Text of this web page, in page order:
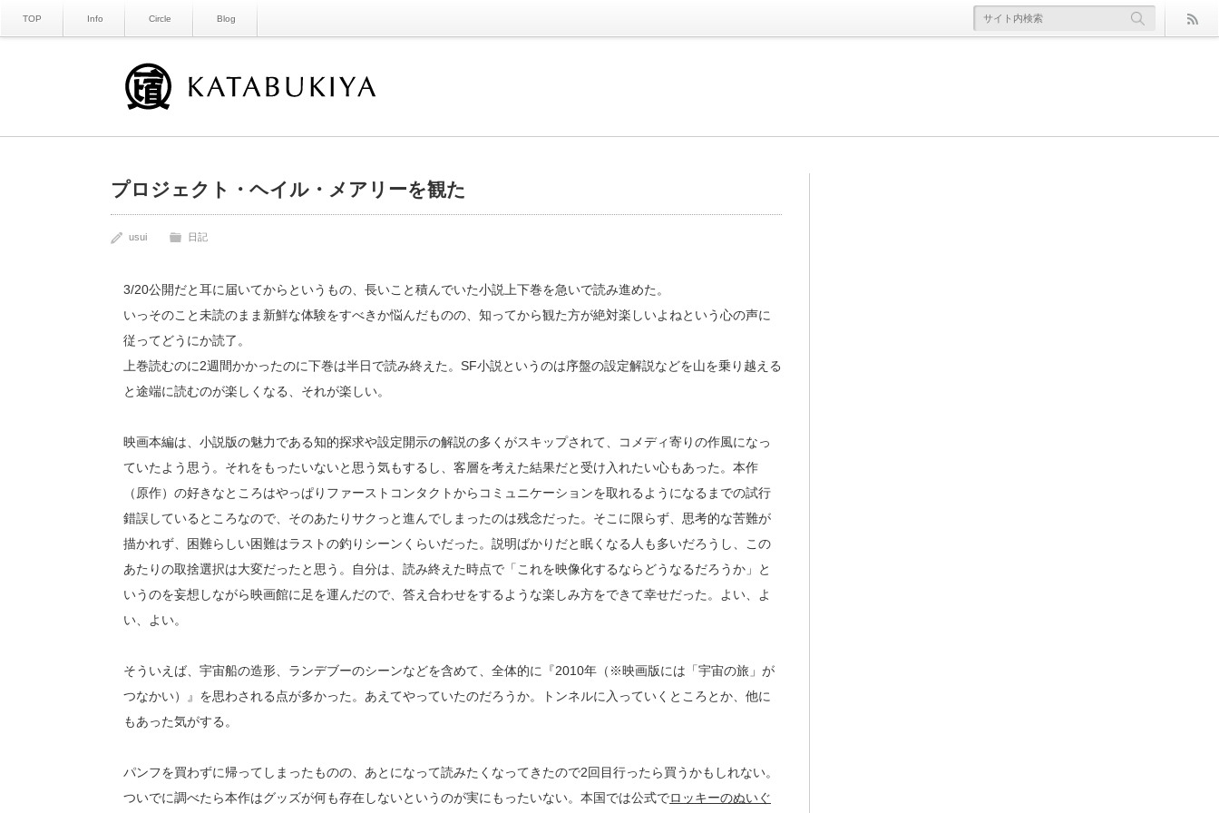
TOP Info Circle Blog
プロジェクト・ヘイル・メアリーを観た
usui 日記
3/20公開だと耳に届いてからというもの、長いこと積んでいた小説上下巻を急いで読み進めた。
いっそのこと未読のまま新鮮な体験をすべきか悩んだものの、知ってから観た方が絶対楽しいよねという心の声に
従ってどうにか読了。
上巻読むのに2週間かかったのに下巻は半日で読み終えた。SF小説というのは序盤の設定解説などを山を乗り越える
と途端に読むのが楽しくなる、それが楽しい。
映画本編は、小説版の魅力である知的探求や設定開示の解説の多くがスキップされて、コメディ寄りの作風になっ
ていたよう思う。それをもったいないと思う気もするし、客層を考えた結果だと受け入れたい心もあった。本作
（原作）の好きなところはやっぱりファーストコンタクトからコミュニケーションを取れるようになるまでの試行
錯誤しているところなので、そのあたりサクっと進んでしまったのは残念だった。そこに限らず、思考的な苦難が
描かれず、困難らしい困難はラストの釣りシーンくらいだった。説明ばかりだと眠くなる人も多いだろうし、この
あたりの取捨選択は大変だったと思う。自分は、読み終えた時点で「これを映像化するならどうなるだろうか」と
いうのを妄想しながら映画館に足を運んだので、答え合わせをするような楽しみ方をできて幸せだった。よい、よ
い、よい。
そういえば、宇宙船の造形、ランデブーのシーンなどを含めて、全体的に『2010年（※映画版には「宇宙の旅」が
つなかい）』を思わされる点が多かった。あえてやっていたのだろうか。トンネルに入っていくところとか、他に
もあった気がする。
パンフを買わずに帰ってしまったものの、あとになって読みたくなってきたので2回目行ったら買うかもしれない。
ついでに調べたら本作はグッズが何も存在しないというのが実にもったいない。本国では公式でロッキーのぬいぐ